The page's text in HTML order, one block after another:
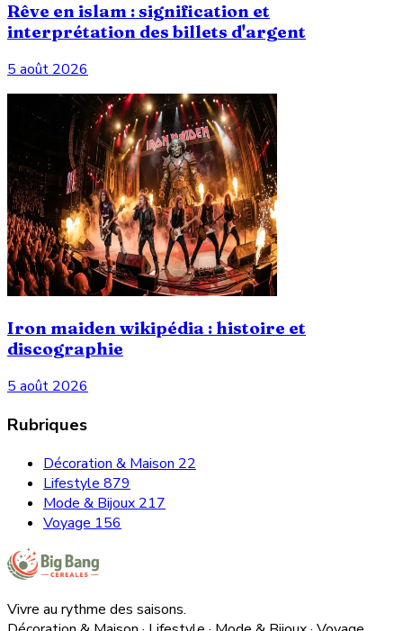
Rêve en islam : signification et
interprétation des billets d'argent
5 août 2026
Iron maiden wikipédia : histoire et
discographie
5 août 2026
Rubriques
Décoration & Maison 22
Lifestyle 879
Mode & Bijoux 217
Voyage 156
Vivre au rythme des saisons.